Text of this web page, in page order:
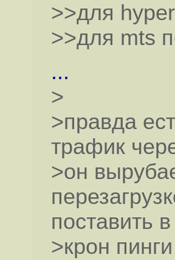
>>для
>>для mts
...
>
>правда
трафик
>он
поставить в
>крон